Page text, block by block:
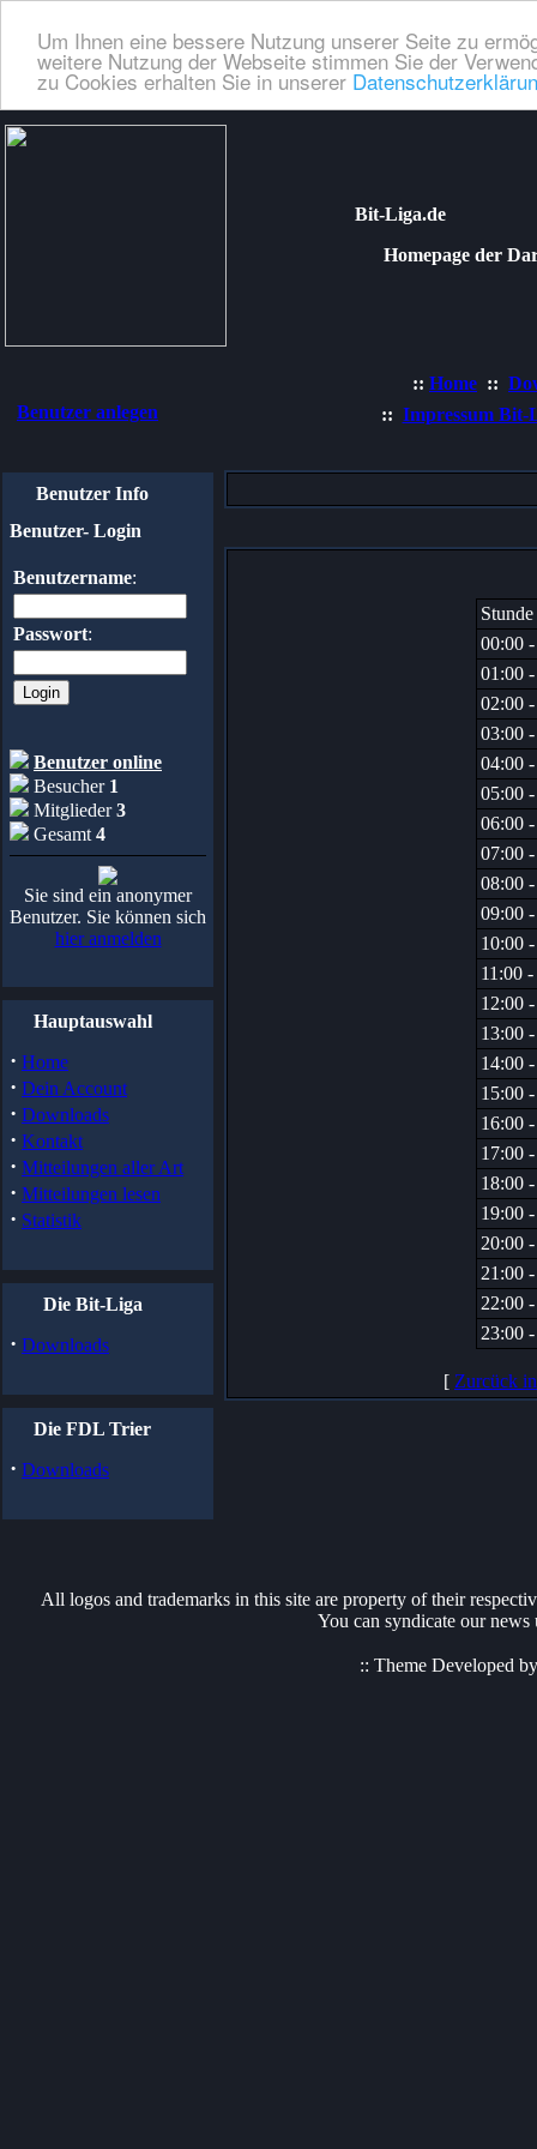
Um Ihnen eine bessere Nutzung unserer Seite zu
weitere Nutzung der Webseite stimmen Sie der
zu Cookies erhalten Sie in unserer
Bit-Liga.de
Homepage der
Benutzer anlegen
:: Home ::
:: Impressum Bit-
Benutzer Info
Benutzer- Login
Benutzername:
Passwort:
Benutzer online
Besucher 1
Mitglieder3
Gesamt 4
Sie sind ein anonymer
Benutzer. Sie können sich
hier anmelden
Hauptauswahl
· Home
· Dein Account
· Downloads
· Kontakt
· Mitteilungen aller Art
· Mitteilungen lesen
· Statistik
Die Bit-Liga
· Downloads
Die FDL Trier
· Downloads
Stunde
00:00
01:00
02:00
03:00
04:00
05:00
06:00
07:00
08:00
09:00
10:00
11:00
12:00
13:00
14:00
15:00
16:00
17:00
18:00
19:00
20:00
21:00
22:00
23:00
[ Zurcück
All logos and trademarks in this site are property of their
You can syndicate our
:: Theme Developed